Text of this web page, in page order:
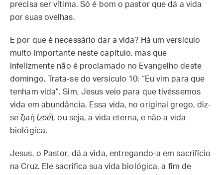
precisa ser vítima. Só é bom o pastor que dá a vida
por suas ovelhas.
E por que é necessário dar a vida? Há um versículo
muito importante neste capítulo, mas que
infelizmente não é proclamado no Evangelho deste
domingo. Trata-se do versículo 10: “Eu vim para que
tenham vida”. Sim, Jesus veio para que tivéssemos
vida em abundância. Essa vida, no original grego, diz-
se ζωή (zōḗ), ou seja, a vida eterna, e não a vida
biológica.
Jesus, o Pastor, dá a vida, entregando-a em sacrifício
na Cruz. Ele sacrifica sua vida biológica, a fim de